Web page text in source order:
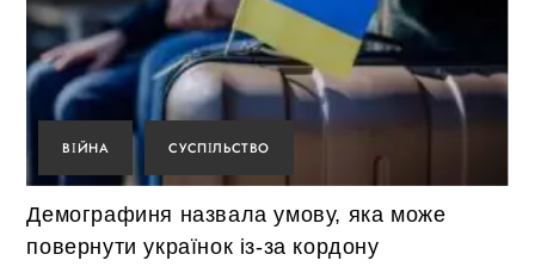
ВІЙНА СУСПІЛЬСТВО
Демографиня назвала умову, яка може
повернути українок із-за кордону